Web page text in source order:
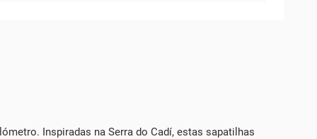
Inspiradas na Serra do Cadí, estas sapatilhas